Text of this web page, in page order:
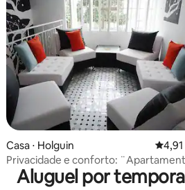
avaliação média de 5, 8 avaliações
Casa ⋅ Holguin
4,91
Privacidade e conforto:
Gina e Francis¨
Aluguel por